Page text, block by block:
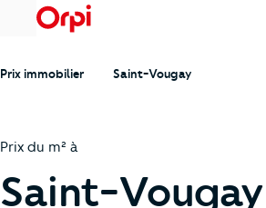
menu
Prix immobilier Saint-Vougay
Prix du m² à
Saint-